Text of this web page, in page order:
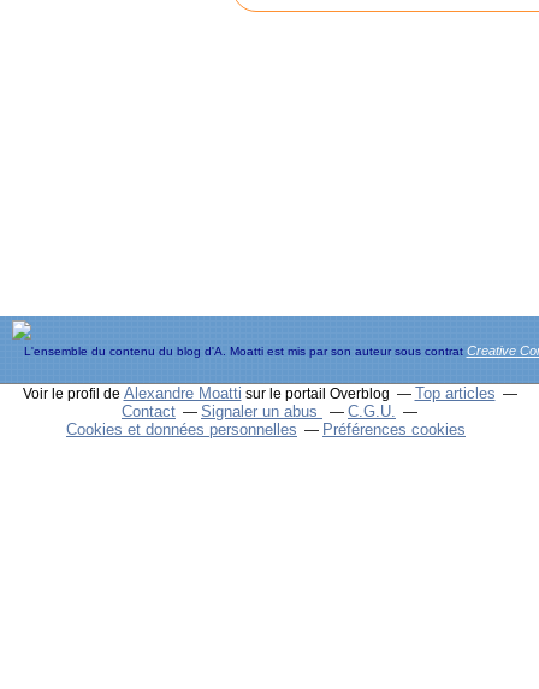
L'ensemble du contenu du blog d'A. Moatti est mis par son auteur sous contrat Creative
Voir le profil de Alexandre Moatti sur le portail Overblog
Top articles
Contact
Signaler un abus
C.G.U.
Cookies et données personnelles
Préférences cookies